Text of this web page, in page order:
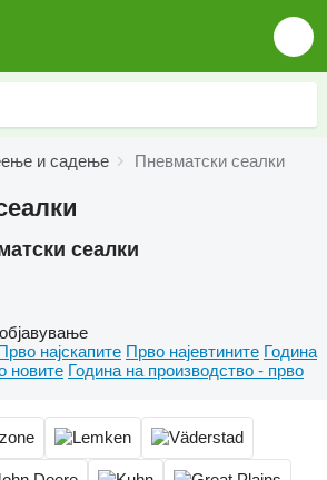
и садење Пневматски сеалки
сеалки
најскапите Прво најевтините Година
новите Година на производство - прво